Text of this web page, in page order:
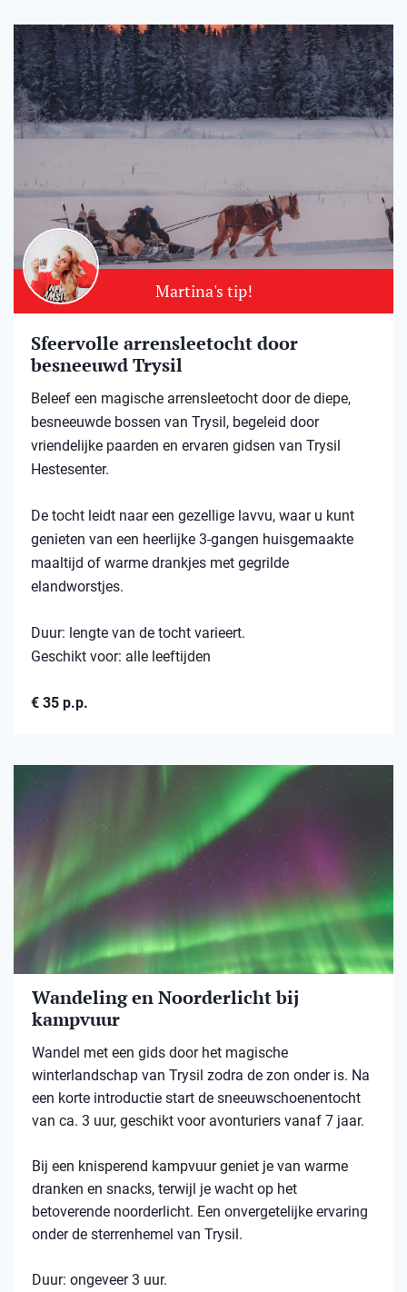
Martina's tip!
Sfeervolle arrensleetocht door
besneeuwd Trysil​
Beleef een magische arrensleetocht door de diepe,
besneeuwde bossen van Trysil, begeleid door
vriendelijke paarden en ervaren gidsen van Trysil
Hestesenter.
De tocht leidt naar een gezellige lavvu, waar u kunt
genieten van een heerlijke 3-gangen huisgemaakte
maaltijd of warme drankjes met gegrilde
elandworstjes.
Duur: lengte van de tocht varieert.
Geschikt voor: alle leeftijden
€ 35 p.p.
Wandeling en Noorderlicht bij
kampvuur
Wandel met een gids door het magische
winterlandschap van Trysil zodra de zon onder is. Na
een korte introductie start de sneeuwschoenentocht
van ca. 3 uur, geschikt voor avonturiers vanaf 7 jaar.
Bij een knisperend kampvuur geniet je van warme
dranken en snacks, terwijl je wacht op het
betoverende noorderlicht. Een onvergetelijke ervaring
onder de sterrenhemel van Trysil.
Duur: ongeveer 3 uur.